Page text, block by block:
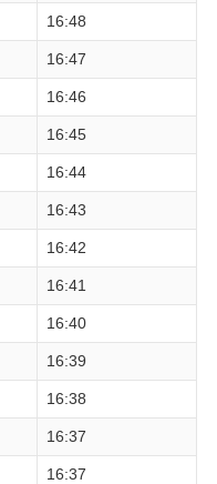
16:48
16:47
16:46
16:45
16:44
16:43
16:42
16:41
16:40
16:39
16:38
16:37
16:37